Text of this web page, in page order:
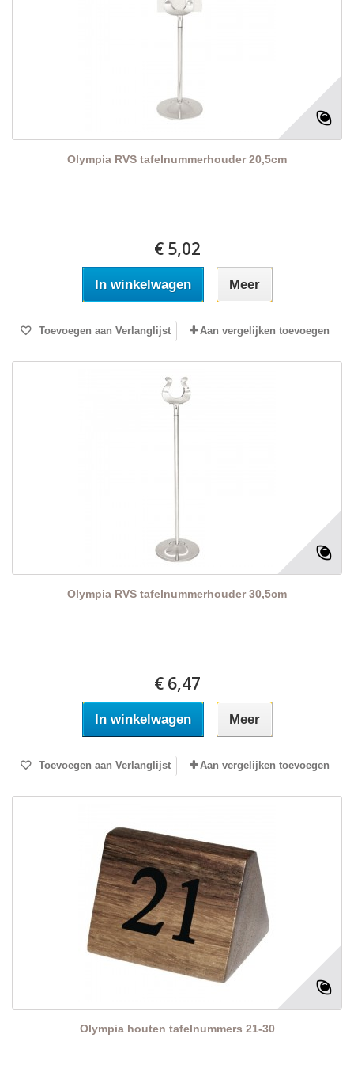
Olympia RVS tafelnummerhouder 20,5cm
€ 5,02
In winkelwagen Meer
Toevoegen aan Verlanglijst Aan vergelijken toevoegen
Olympia RVS tafelnummerhouder 30,5cm
€ 6,47
In winkelwagen Meer
Toevoegen aan Verlanglijst Aan vergelijken toevoegen
Olympia houten tafelnummers 21-30